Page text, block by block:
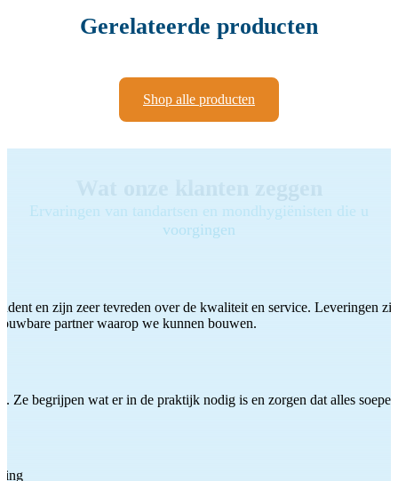
Gerelateerde producten
Shop alle producten
Ervaringen van tandartsen en mondhygiënisten die u
voorgingen
en zijn zeer tevreden over de kwaliteit en service. Leveringen
partner waarop we kunnen bouwen.
Ze begrijpen wat er in de praktijk nodig is en zorgen dat alles